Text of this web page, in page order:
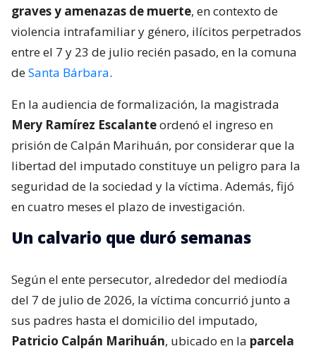
graves y amenazas de muerte, en contexto de
violencia intrafamiliar y género, ilícitos perpetrados
entre el 7 y 23 de julio recién pasado, en la comuna
deSanta Bárbara.
En la audiencia de formalización, la magistrada
Mery Ramírez Escalanteordenó el ingreso en
prisión de Calpán Marihuán, por considerar que la
libertad del imputado constituye un peligro para la
seguridad de la sociedad y la víctima. Además, fijó
en cuatro meses el plazo de investigación.
Un calvario que duró semanas
Según el ente persecutor, alrededor del mediodía
del 7 de julio de 2026, la víctima concurrió junto a
sus padres hasta el domicilio del imputado,
Patricio Calpán Marihuán, ubicado en la parcela